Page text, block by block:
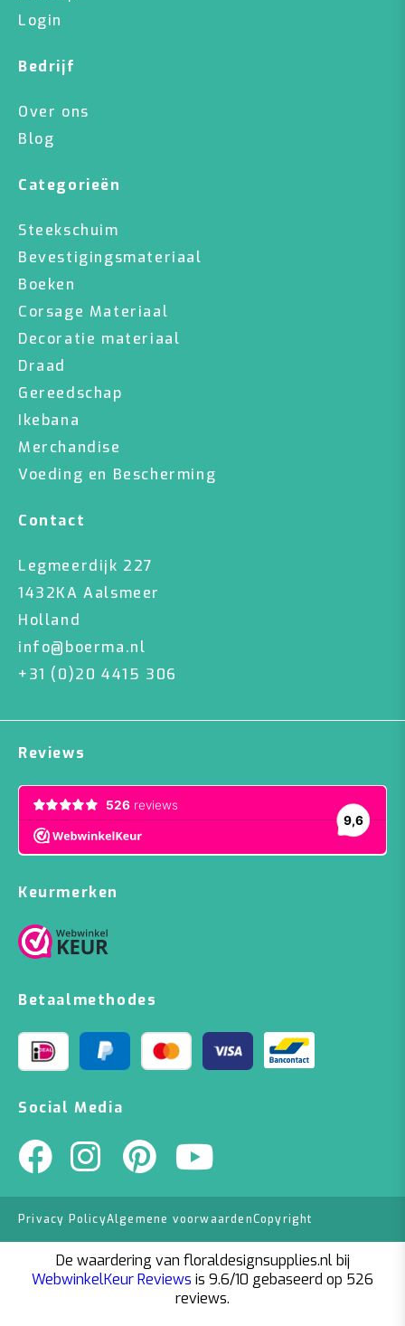
Login
Bedrijf
Over ons
Blog
Categorieën
Steekschuim
Bevestigingsmateriaal
Boeken
Corsage Materiaal
Decoratie materiaal
Draad
Gereedschap
Ikebana
Merchandise
Voeding en Bescherming
Contact
Legmeerdijk 227
1432KA Aalsmeer
Holland
info@boerma.nl
+31 (0)20 4415 306
Reviews
Keurmerken
Betaalmethodes
Social Media
Privacy PolicyAlgemene voorwaardenCopyright
De waardering van floraldesignsupplies.nl bij
WebwinkelKeur Reviews is 9.6/10 gebaseerd op 526
reviews.